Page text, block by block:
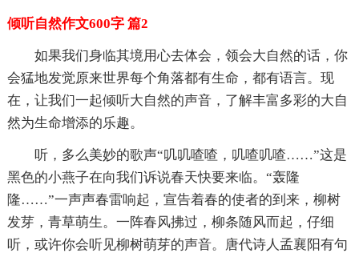
倾听自然作文600字 篇2
如果我们身临其境用心去体会，领会大自然的话，你
会猛地发觉原来世界每个角落都有生命，都有语言。现
在，让我们一起倾听大自然的声音，了解丰富多彩的大自
然为生命增添的乐趣。
听，多么美妙的歌声“叽叽喳喳，叽喳叽喳……”这是
黑色的小燕子在向我们诉说春天快要来临。“轰隆
隆……”一声声春雷响起，宣告着春的使者的到来，柳树
发芽，青草萌生。一阵春风拂过，柳条随风而起，仔细
听，或许你会听见柳树萌芽的声音。唐代诗人孟襄阳有句